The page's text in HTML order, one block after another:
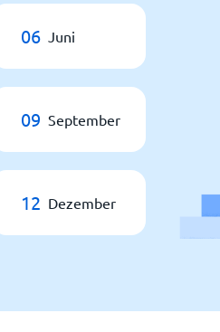
06 Juni
09 September
12 Dezember